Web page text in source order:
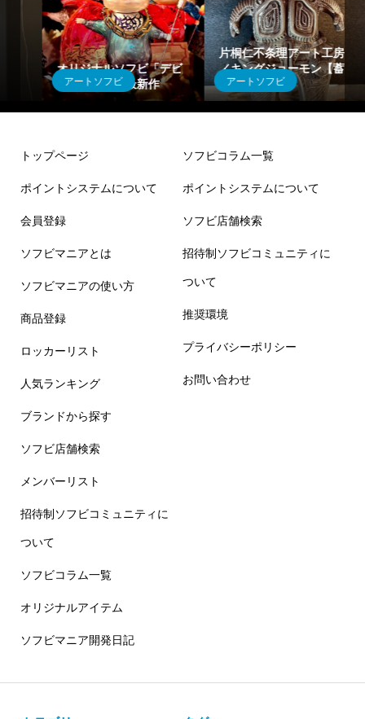
アートソフビ
オリジナルソフビ「デビ
ィ」シリーズ最新作
アートソフビ
片桐仁不条理アート工房
／キングジョーモン【蓄
光マーブル】
トップページ
ポイントシステムについて
会員登録
ソフビマニアとは
ソフビマニアの使い方
商品登録
ロッカーリスト
人気ランキング
ブランドから探す
ソフビ店舗検索
メンバーリスト
招待制ソフビコミュニティに
ついて
ソフビコラム一覧
オリジナルアイテム
ソフビマニア開発日記
ソフビコラム一覧
ポイントシステムについて
ソフビ店舗検索
招待制ソフビコミュニティに
ついて
推奨環境
プライバシーポリシー
お問い合わせ